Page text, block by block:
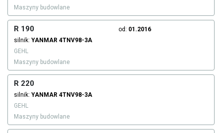
Maszyny budowlane
R 190 od: 01.2016
silnik: YANMAR 4TNV98-3A
GEHL
Maszyny budowlane
R 220
silnik: YANMAR 4TNV98-3A
GEHL
Maszyny budowlane